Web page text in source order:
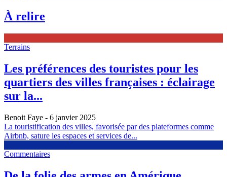
À relire
Terrains
Les préférences des touristes pour les
quartiers des villes françaises : éclairage
sur la...
Benoit Faye - 6 janvier 2025
La touristification des villes, favorisée par des plateformes comme
Airbnb, sature les espaces et services de...
Commentaires